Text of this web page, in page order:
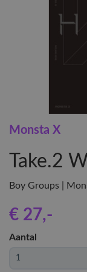
Monsta X
Take.2
Boy Groups |
€ 27,-
Aantal